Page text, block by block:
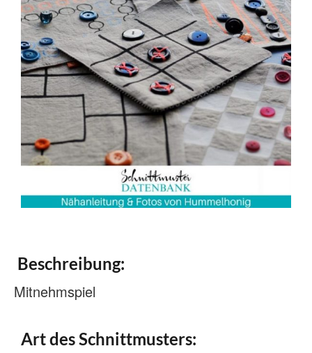
Beschreibung:
Mitnehmspiel
Art des Schnittmusters: